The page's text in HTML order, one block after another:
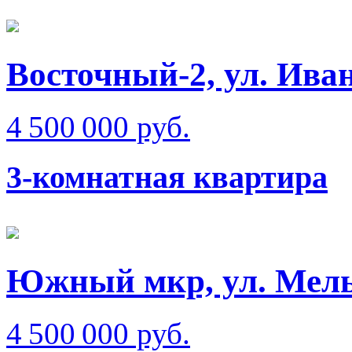
Восточный-2, ул.
4 500 000 руб.
3-комнатная квартира
Южный мкр, ул.
4 500 000 руб.